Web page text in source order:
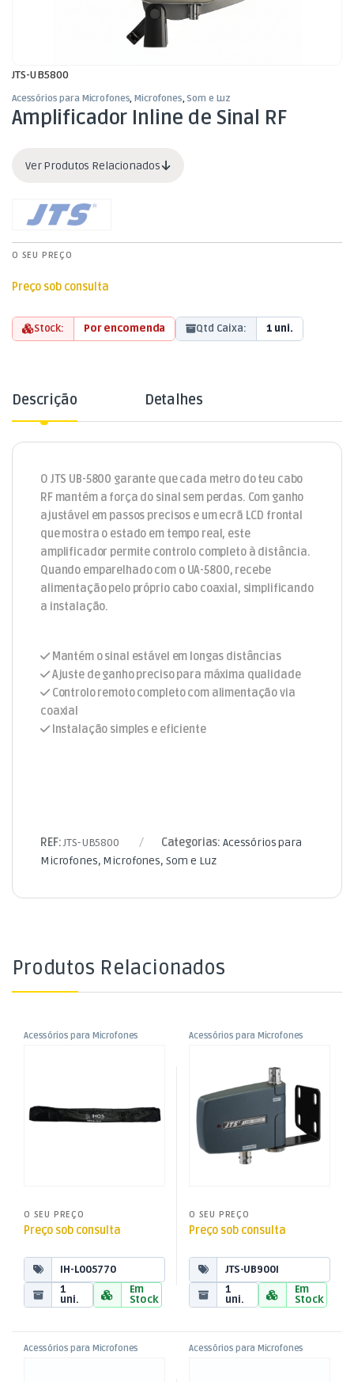
JTS-UB5800
Acessórios para Microfones,Microfones,Som e Luz
Amplificador Inline de Sinal RF
Ver Produtos Relacionados
O SEU PREÇO
Preço sob consulta
Stock: Por encomenda Qtd Caixa: 1 uni.
Descrição Detalhes
O JTS UB-5800 garante que cada metro do teu cabo
RF mantém a força do sinal sem perdas. Com ganho
ajustável em passos precisos e um ecrã LCD frontal
que mostra o estado em tempo real, este
amplificador permite controlo completo à distância.
Quando emparelhado com o UA-5800, recebe
alimentação pelo próprio cabo coaxial, simplificando
a instalação.
Mantém o sinal estável em longas distâncias
Ajuste de ganho preciso para máxima qualidade
Controlo remoto completo com alimentação via
coaxial
Instalação simples e eficiente
REF:JTS-UB5800 Categorias: Acessórios para
Microfones, Microfones, Som e Luz
Produtos Relacionados
Acessórios para Microfones
O SEU PREÇO
Preço sob consulta
IH-L005770
1
uni.
Em
Stock
Acessórios para Microfones
O SEU PREÇO
Preço sob consulta
JTS-UB900I
1
uni.
Em
Stock
Acessórios para Microfones
Acessórios para Microfones